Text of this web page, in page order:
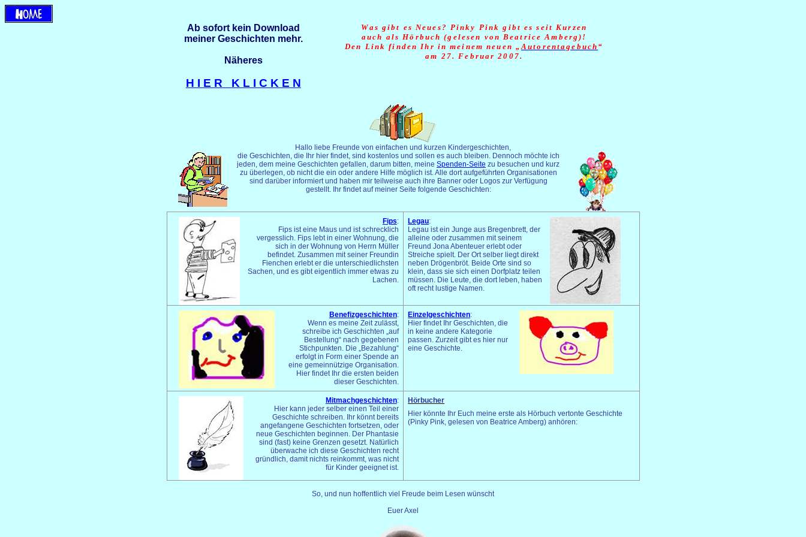
Ab sofort kein Download
meiner Geschichten mehr.
Näheres
H I E R K L I C K E N
Was gibt es Neues? Pinky Pink gibt es seit Kurzen
auch als Hörbuch (gelesen von Beatrice Amberg)!
Den Link finden Ihr in meinem neuen „Autorentagebuch “
am 27. Februar 2007.
Hallo liebe Freunde von einfachen und kurzen Kindergeschichten,
die Geschichten, die Ihr hier findet, sind kostenlos und sollen es auch bleiben. Dennoch möchte ich
jeden, dem meine Geschichten gefallen, darum bitten, meine Spenden-Seite zu besuchen und kurz
zu überlegen, ob nicht die ein oder andere Hilfe möglich ist. Alle dort aufgeführten Organisationen
sind darüber informiert und haben mir teilweise auch ihre Banner oder Logos zur Verfügung
gestellt. Ihr findet auf meiner Seite folgende Geschichten:
Fips:
Fips ist eine Maus und ist schrecklich
vergesslich. Fips lebt in einer Wohnung, die
sich in der Wohnung von Herrn Müller
befindet. Zusammen mit seiner Freundin
Fienchen erlebt er die unterschiedlichsten
Sachen, und es gibt eigentlich immer etwas zu
Lachen.
Legau:
Legau ist ein Junge aus Bregenbrett, der
alleine oder zusammen mit seinem
Freund Jona Abenteuer erlebt oder
Streiche spielt. Der Ort selber liegt direkt
neben Drögenbröt. Beide Orte sind so
klein, dass sie sich einen Dorfplatz teilen
müssen. Die Leute, die dort leben, haben
oft recht lustige Namen.
Benefizgeschichten:
Wenn es meine Zeit zulässt,
schreibe ich Geschichten „auf
Bestellung“ nach gegebenen
Stichpunkten. Die „Bezahlung“
erfolgt in Form einer Spende an
eine gemeinnützige Organisation.
Hier findet Ihr die ersten beiden
dieser Geschichten.
Einzelgeschichten:
Hier findet Ihr Geschichten, die
in keine andere Kategorie
passen. Zurzeit gibt es hier nur
eine Geschichte.
Mitmachgeschichten:
Hier kann jeder selber einen Teil einer
Geschichte schreiben. Ihr könnt bereits
angefangene Geschichten fortsetzen, oder
neue Geschichten beginnen. Der Phantasie
sind (fast) keine Grenzen gesetzt. Natürlich
überwache ich diese Geschichten recht
gründlich, damit nichts reinkommt, was nicht
für Kinder geeignet ist.
Hörbucher
Hier könnte Ihr Euch meine erste als Hörbuch vertonte Geschichte
(Pinky Pink, gelesen von Beatrice Amberg) anhören:
So, und nun hoffentlich viel Freude beim Lesen wünscht
Euer Axel